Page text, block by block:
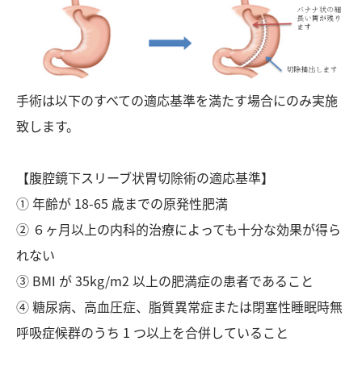
手術は以下のすべての適応基準を満たす場合にのみ実施
致します。
【腹腔鏡下スリーブ状胃切除術の適応基準】
① 年齢が 18-65 歳までの原発性肥満
② ６ヶ月以上の内科的治療によっても十分な効果が得ら
れない
③ BMI が 35kg/m2 以上の肥満症の患者であること
④ 糖尿病、高血圧症、脂質異常症または閉塞性睡眠時無
呼吸症候群のうち 1 つ以上を合併していること